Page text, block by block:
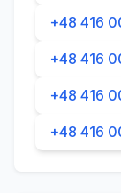
+48 416
+48 416
+48 416
+48 416